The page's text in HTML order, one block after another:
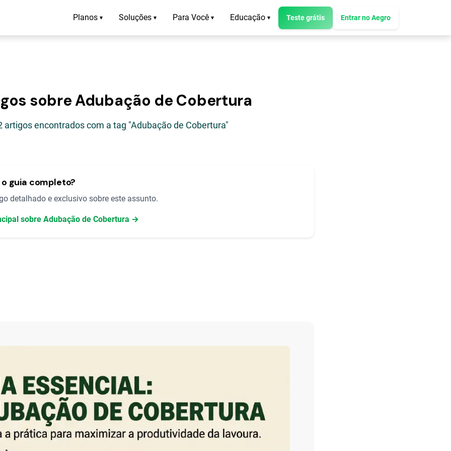
Planos ▾ Soluções ▾ Para Você ▾ Educação ▾ Teste grátis Entrar no Aegro
sobre Adubação de Cobertura
artigos encontrados com a tag "Adubação de Cobertura"
guia completo?
detalhado e exclusivo sobre este assunto.
sobre Adubação de Cobertura →